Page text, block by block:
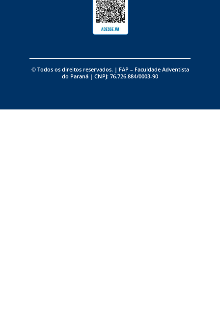
©️ Todos os direitos reservados. | FAP – Faculdade Adventista
do Paraná | CNPJ: 76.726.884/0003-90